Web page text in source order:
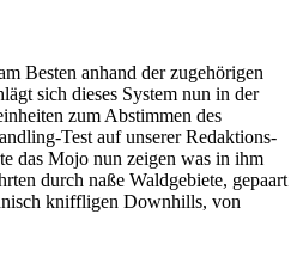
Besten anhand der zugehörigen
sich dieses System nun in der
zum Abstimmen des
Test auf unserer Redaktions-
das Mojo nun zeigen was in ihm
durch naße Waldgebiete, gepaart
kniffligen Downhills, von